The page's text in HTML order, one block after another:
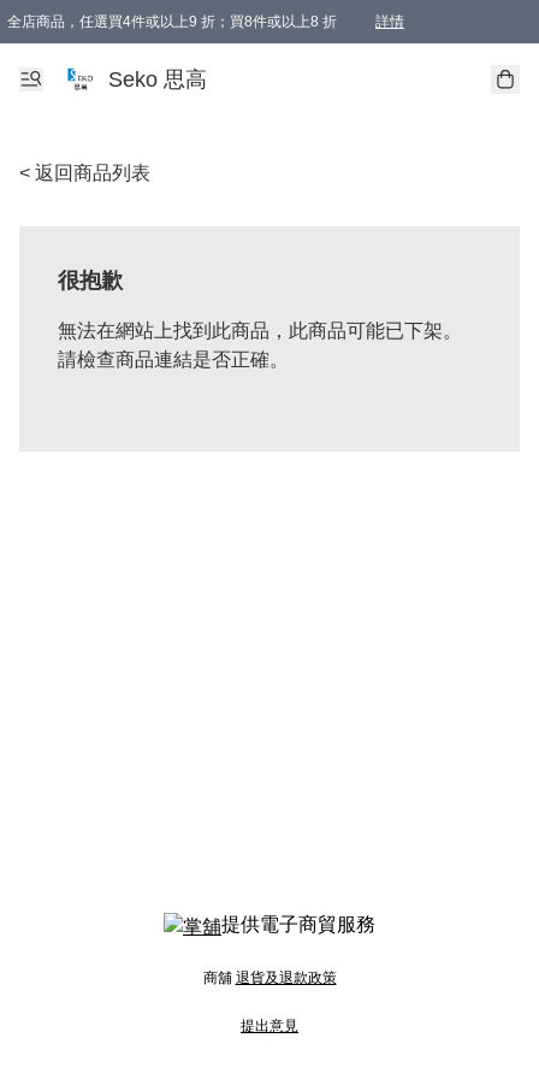
全店商品，任選買4件或以上9 折；買8件或以上8 折 詳情
新會員首次購物即享全單 95 折優惠！
購物滿198, 全單免運
Seko 思高
< 返回商品列表
很抱歉
無法在網站上找到此商品，此商品可能已下架。
請檢查商品連結是否正確。
提供電子商貿服務
商舖 退貨及退款政策
提出意見